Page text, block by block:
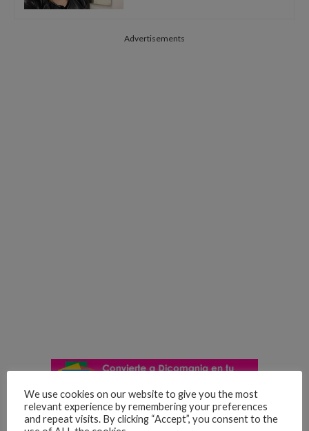
Advertisements
A message to the TikTok
We use cookies on our website to give you the most
relevant experience by remembering your preferences
and repeat visits. By clicking “Accept”, you consent to the